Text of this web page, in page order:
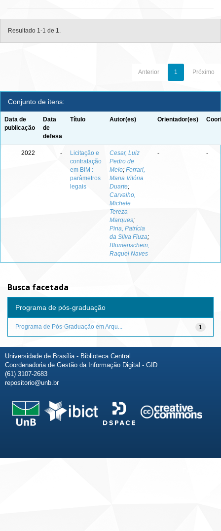
Resultado 1-1 de 1.
Anterior 1 Próximo
Conjunto de itens:
Data de
publicação
Data
de
defesa
Título Autor(es) Orientador(es)
2022 -
Licitação e
contratação
em BIM :
parâmetros
legais
Cesar, Luiz
Pedro de
Melo; Ferrari,
Maria Vitória
Duarte;
Carvalho,
Michele
Tereza
Marques;
Pina, Patrícia
da Silva Fiuza;
Blumenschein,
Raquel Naves
- -
Busca facetada
Programa de pós-graduação
1
Programa de Pós-Graduação em Arqu...
Universidade de Brasília - Biblioteca Central
Coordenadoria de Gestão da Informação Digital - GID
(61) 3107-2683
repositorio@unb.br